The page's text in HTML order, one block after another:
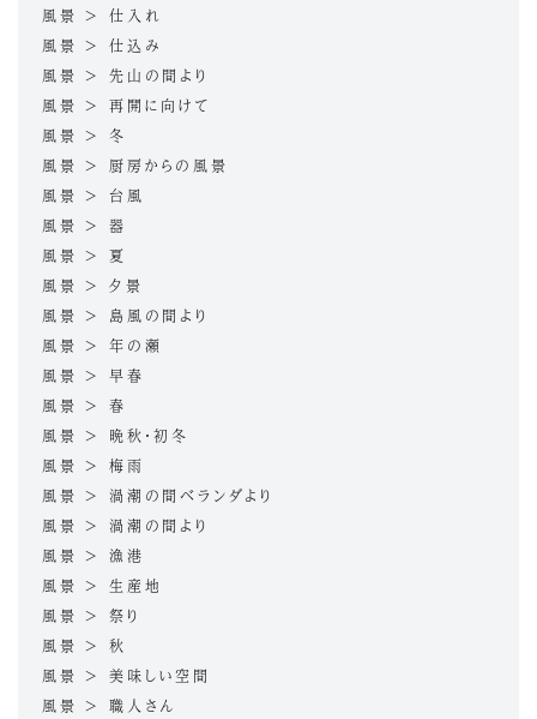
風景 > 仕入れ
風景 > 仕込み
風景 > 先山の間より
風景 > 再開に向けて
風景 > 冬
風景 > 厨房からの風景
風景 > 台風
風景 > 器
風景 > 夏
風景 > 夕景
風景 > 島風の間より
風景 > 年の瀬
風景 > 早春
風景 > 春
風景 > 晩秋・初冬
風景 > 梅雨
風景 > 渦潮の間ベランダより
風景 > 渦潮の間より
風景 > 漁港
風景 > 生産地
風景 > 祭り
風景 > 秋
風景 > 美味しい空間
風景 > 職人さん